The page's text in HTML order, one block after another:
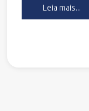
Leia mais...